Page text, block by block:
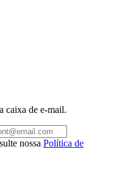
caixa de e-mail.
nossa Política de